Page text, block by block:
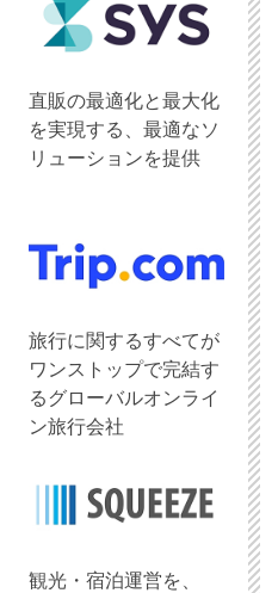
直販の最適化と最大化
を実現する、最適なソ
リューションを提供
旅行に関するすべてが
ワンストップで完結す
るグローバルオンライ
ン旅行会社
観光・宿泊運営を、